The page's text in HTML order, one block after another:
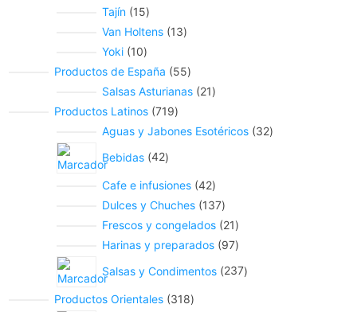
Tajín 15
Van Holtens 13
Yoki 10
Productos de España 55
Salsas Asturianas 21
Productos Latinos 719
Aguas y Jabones Esotéricos 32
Bebidas 42
Cafe e infusiones 42
Dulces y Chuches 137
Frescos y congelados 21
Harinas y preparados 97
Salsas y Condimentos 237
Productos Orientales 318